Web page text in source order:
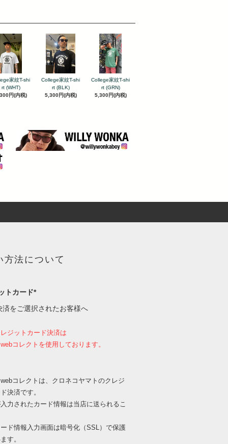
家紋T-shi
rt (WHT)
円(内税)
College家紋T-shi
rt (BLK)
5,300円(内税)
College家紋T-shi
rt (GRN)
5,300円(内税)
方法について
トカード*
済をご選択されたお客様へ
ジットカード決済は
コレクトを使用しております。
コレクトは、クロネコヤマトのクレジ
決済です。
力されたカード情報は当店に送られるこ
ド情報入力画面は暗号化（SSL）で保護
す。